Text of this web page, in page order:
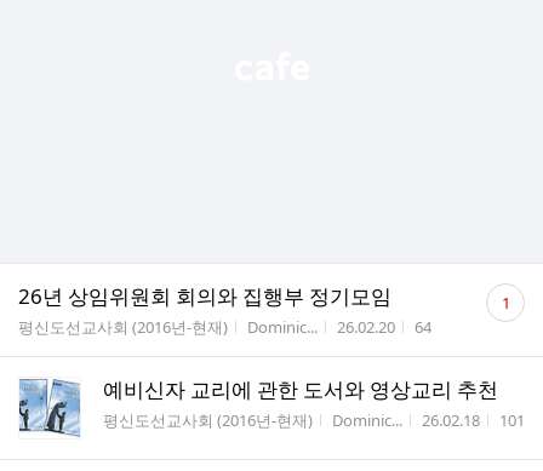
26년 상임위원회 회의와 집행부 정기모임
게시판명
평신도선교사회 (2016년-현재) 작성자
Dominic... 작성시간
26.02.20 조회수
64
댓
글 1
예비신자 교리에 관한 도서와 영상교리 추천
게시판명
평신도선교사회 (2016년-현재) 작성자
Dominic... 작성시간
26.02.18 조회
101